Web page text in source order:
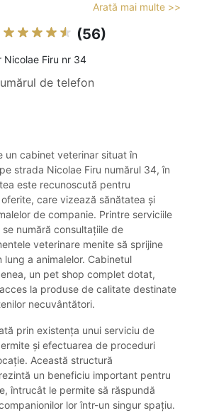
Arată mai multe >>
(56)
Nicolae Firu nr 34
de telefon
un cabinet veterinar situat în
strada Nicolae Firu numărul 34, în
este recunoscută pentru
care vizează sănătatea și
de companie. Printre serviciile
numără consultațiile de
veterinare menite să sprijine
a animalelor. Cabinetul
un pet shop complet dotat,
la produse de calitate destinate
necuvântători.
prin existența unui serviciu de
și efectuarea de proceduri
Această structură
un beneficiu important pentru
întrucât le permite să răspundă
lor într-un singur spațiu.